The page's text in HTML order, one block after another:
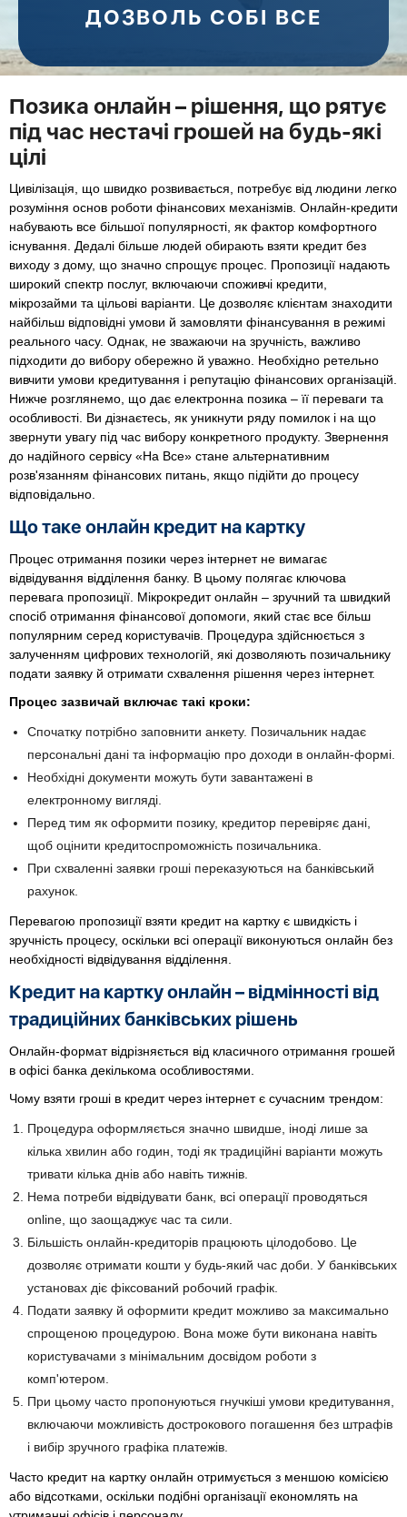
ДОЗВОЛЬ СОБІ ВСЕ
Позика онлайн – рішення, що рятує
під час нестачі грошей на будь-які
цілі
Цивілізація, що швидко розвивається, потребує від людини легко
розуміння основ роботи фінансових механізмів. Онлайн-кредити
набувають все більшої популярності, як фактор комфортного
існування. Дедалі більше людей обирають взяти кредит без
виходу з дому, що значно спрощує процес. Пропозиції надають
широкий спектр послуг, включаючи споживчі кредити,
мікрозайми та цільові варіанти. Це дозволяє клієнтам знаходити
найбільш відповідні умови й замовляти фінансування в режимі
реального часу. Однак, не зважаючи на зручність, важливо
підходити до вибору обережно й уважно. Необхідно ретельно
вивчити умови кредитування і репутацію фінансових організацій.
Нижче розглянемо, що дає електронна позика – її переваги та
особливості. Ви дізнаєтесь, як уникнути ряду помилок і на що
звернути увагу під час вибору конкретного продукту. Звернення
до надійного сервісу «На Все» стане альтернативним
розв'язанням фінансових питань, якщо підійти до процесу
відповідально.
Що таке онлайн кредит на картку
Процес отримання позики через інтернет не вимагає
відвідування відділення банку. В цьому полягає ключова
перевага пропозиції. Мікрокредит онлайн – зручний та швидкий
спосіб отримання фінансової допомоги, який стає все більш
популярним серед користувачів. Процедура здійснюється з
залученням цифрових технологій, які дозволяють позичальнику
подати заявку й отримати схвалення рішення через інтернет.
Процес зазвичай включає такі кроки:
Спочатку потрібно заповнити анкету. Позичальник надає
персональні дані та інформацію про доходи в онлайн-формі.
Необхідні документи можуть бути завантажені в
електронному вигляді.
Перед тим як оформити позику, кредитор перевіряє дані,
щоб оцінити кредитоспроможність позичальника.
При схваленні заявки гроші переказуються на банківський
рахунок.
Перевагою пропозиції взяти кредит на картку є швидкість і
зручність процесу, оскільки всі операції виконуються онлайн без
необхідності відвідування відділення.
Кредит на картку онлайн – відмінності від
традиційних банківських рішень
Онлайн-формат відрізняється від класичного отримання грошей
в офісі банка декількома особливостями.
Чому взяти гроші в кредит через інтернет є сучасним трендом:
Процедура оформляється значно швидше, іноді лише за
кілька хвилин або годин, тоді як традиційні варіанти можуть
тривати кілька днів або навіть тижнів.
Нема потреби відвідувати банк, всі операції проводяться
online, що заощаджує час та сили.
Більшість онлайн-кредиторів працюють цілодобово. Це
дозволяє отримати кошти у будь-який час доби. У банківських
установах діє фіксований робочий графік.
Подати заявку й оформити кредит можливо за максимально
спрощеною процедурою. Вона може бути виконана навіть
користувачами з мінімальним досвідом роботи з
комп'ютером.
При цьому часто пропонуються гнучкіші умови кредитування,
включаючи можливість дострокового погашення без штрафів
і вибір зручного графіка платежів.
Часто кредит на картку онлайн отримується з меншою комісією
або відсотками, оскільки подібні організації економлять на